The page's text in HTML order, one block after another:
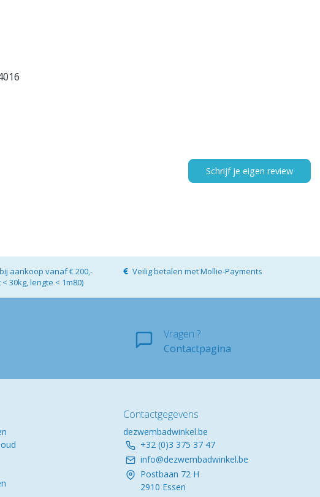
Schrijf je eigen review
aankoop vanaf € 200,-
30kg, lengte < 1m80)
Veilig betalen met Mollie-Payments
Vragen ?
Contactpagina
Contactgegevens
dezwembadwinkel.be
+32 (0)3 375 37 47
info@dezwembadwinkel.be
Postbaan 72 H
2910 Essen